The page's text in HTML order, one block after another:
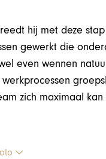
hij met deze
gewerkt die
even wennen
werkprocessen
zich maximaal